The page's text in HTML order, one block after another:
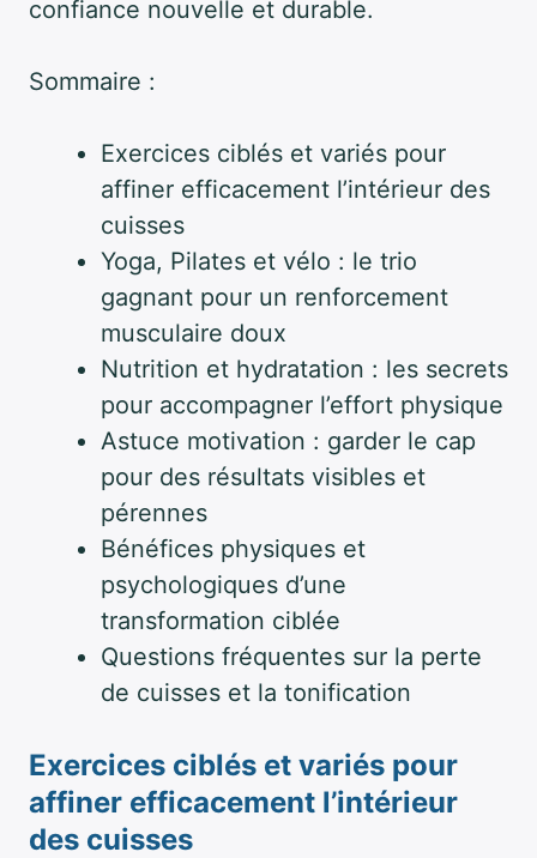
confiance nouvelle et durable.
Sommaire :
Exercices ciblés et variés pour
affiner efficacement l’intérieur des
cuisses
Yoga, Pilates et vélo : le trio
gagnant pour un renforcement
musculaire doux
Nutrition et hydratation : les secrets
pour accompagner l’effort physique
Astuce motivation : garder le cap
pour des résultats visibles et
pérennes
Bénéfices physiques et
psychologiques d’une
transformation ciblée
Questions fréquentes sur la perte
de cuisses et la tonification
Exercices ciblés et variés pour
affiner efficacement l’intérieur
des cuisses